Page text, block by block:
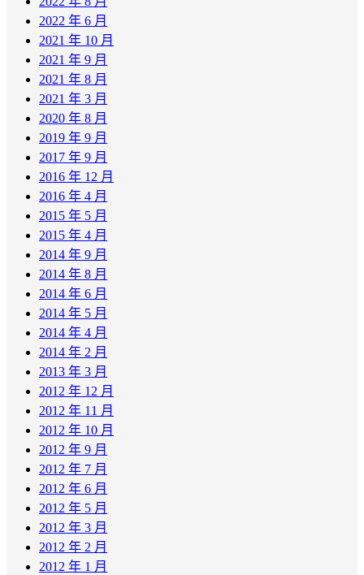
2022 年 6 月
2021 年 10 月
2021 年 9 月
2021 年 8 月
2021 年 3 月
2020 年 8 月
2019 年 9 月
2017 年 9 月
2016 年 12 月
2016 年 4 月
2015 年 5 月
2015 年 4 月
2014 年 9 月
2014 年 8 月
2014 年 6 月
2014 年 5 月
2014 年 4 月
2014 年 2 月
2013 年 3 月
2012 年 12 月
2012 年 11 月
2012 年 10 月
2012 年 9 月
2012 年 7 月
2012 年 6 月
2012 年 5 月
2012 年 3 月
2012 年 2 月
2012 年 1 月